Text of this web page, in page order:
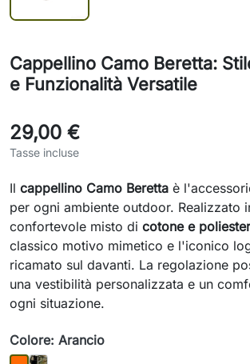
Cappellino Camo Beretta:
e Funzionalità Versatile
29,00 €
Tasse incluse
Il cappellino Camo Beretta è
per ogni ambiente outdoor. Realizzato
confortevole misto di cotone e
classico motivo mimetico e l'iconico
ricamato sul davanti. La regolazione
una vestibilità personalizzata e un
ogni situazione.
Colore: Arancio
ArancioCamo Bosco